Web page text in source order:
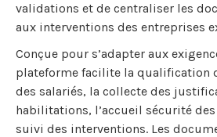
validations et de centraliser les
aux interventions des entreprises
Conçue pour s’adapter aux
plateforme facilite la qualification
des salariés, la collecte des
habilitations, l’accueil sécurité
suivi des interventions. Les